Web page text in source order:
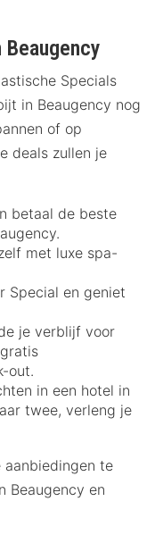
Specials
in Beaugency nog
of op
deals zullen je
betaal de beste
met luxe spa-
Special en geniet
je verblijf voor
out.
in een hotel in
twee, verleng je
aanbiedingen te
Beaugency en